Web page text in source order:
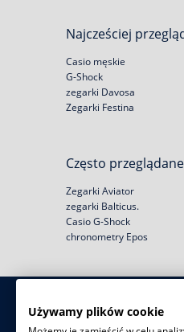
Najcześciej
Casio męskie
G-Shock
zegarki Davosa
Zegarki Festina
Często przeglądane
Zegarki Aviator
zegarki Balticus.
Casio G-Shock
chronometry Epos
Zakupy
Używamy plików cookie